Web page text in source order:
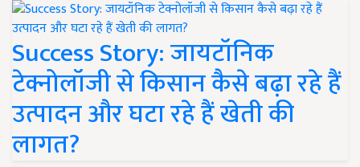
Success Story: जायटॉनिक
टेक्नोलॉजी से किसान कैसे बढ़ा रहे हैं
उत्पादन और घटा रहे हैं खेती की
लागत?